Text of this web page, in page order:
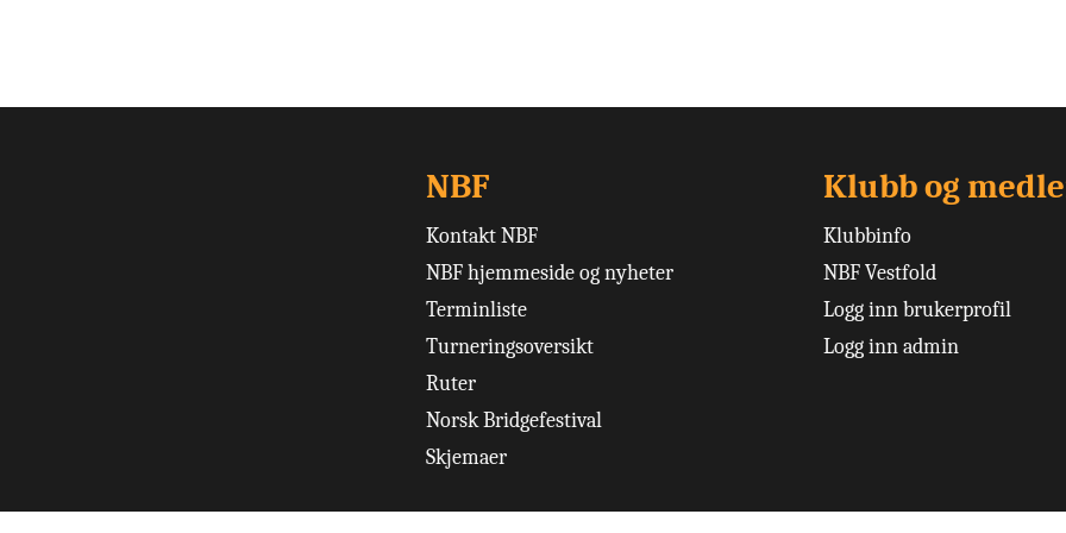
NBF
Kontakt NBF
NBF hjemmeside og nyheter
Terminliste
Turneringsoversikt
Ruter
Norsk Bridgefestival
Skjemaer
Klubb og
Klubbinfo
NBF Vestfold
Logg inn brukerprofil
Logg inn admin